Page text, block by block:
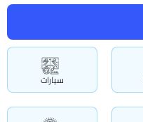
سيارات